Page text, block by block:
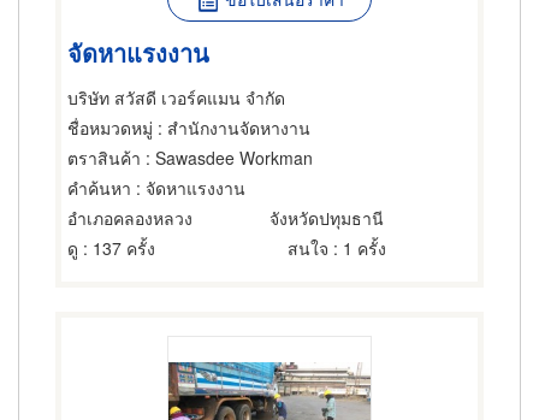
จัดหาแรงงาน
บริษัท สวัสดี เวอร์คแมน จำกัด
ชื่อหมวดหมู่ : สำนักงานจัดหางาน
ตราสินค้า : Sawasdee Workman
คำค้นหา : จัดหาแรงงาน
อำเภอคลองหลวง
จังหวัดปทุมธานี
ดู : 137 ครั้ง สนใจ : 1 ครั้ง